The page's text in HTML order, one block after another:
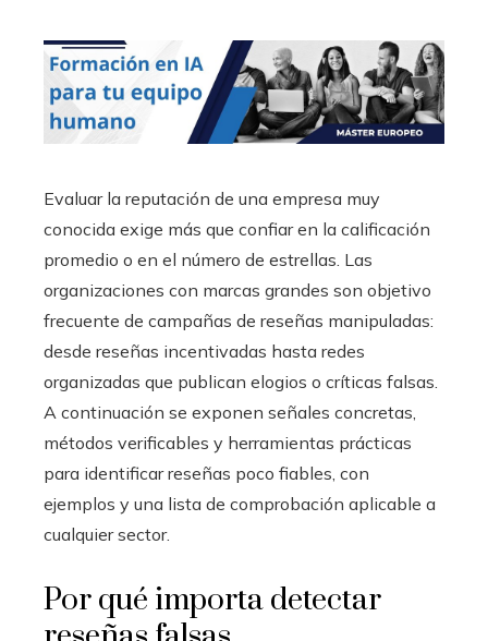
Evaluar la reputación de una empresa muy
conocida exige más que confiar en la calificación
promedio o en el número de estrellas. Las
organizaciones con marcas grandes son objetivo
frecuente de campañas de reseñas manipuladas:
desde reseñas incentivadas hasta redes
organizadas que publican elogios o críticas falsas.
A continuación se exponen señales concretas,
métodos verificables y herramientas prácticas
para identificar reseñas poco fiables, con
ejemplos y una lista de comprobación aplicable a
cualquier sector.
Por qué importa detectar